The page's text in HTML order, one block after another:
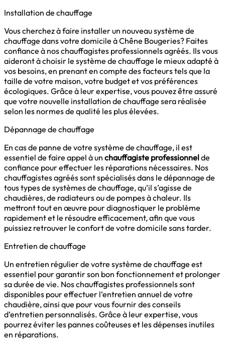
Installation de chauffage
Vous cherchez à faire installer un nouveau système de
chauffage dans votre domicile à Chêne Bougeries? Faites
confiance à nos chauffagistes professionnels agréés. Ils vous
aideront à choisir le système de chauffage le mieux adapté à
vos besoins, en prenant en compte des facteurs tels que la
taille de votre maison, votre budget et vos préférences
écologiques. Grâce à leur expertise, vous pouvez être assuré
que votre nouvelle installation de chauffage sera réalisée
selon les normes de qualité les plus élevées.
Dépannage de chauffage
En cas de panne de votre système de chauffage, il est
essentiel de faire appel à un chauffagiste professionnelde
confiance pour effectuer les réparations nécessaires. Nos
chauffagistes agréés sont spécialisés dans le dépannage de
tous types de systèmes de chauffage, qu’il s’agisse de
chaudières, de radiateurs ou de pompes à chaleur. Ils
mettront tout en œuvre pour diagnostiquer le problème
rapidement et le résoudre efficacement, afin que vous
puissiez retrouver le confort de votre domicile sans tarder.
Entretien de chauffage
Un entretien régulier de votre système de chauffage est
essentiel pour garantir son bon fonctionnement et prolonger
sa durée de vie. Nos chauffagistes professionnels sont
disponibles pour effectuer l’entretien annuel de votre
chaudière, ainsi que pour vous fournir des conseils
d’entretien personnalisés. Grâce à leur expertise, vous
pourrez éviter les pannes coûteuses et les dépenses inutiles
en réparations.